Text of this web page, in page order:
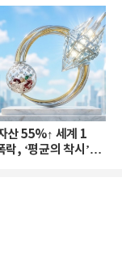
산 55%↑ 세계 1
, ‘평균의 착시’와